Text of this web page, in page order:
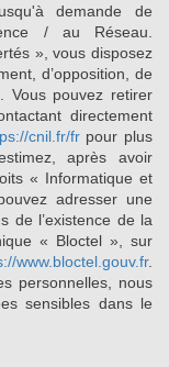
demande de
/ au Réseau.
», vous disposez
d’opposition, de
Vous pouvez retirer
directement
cnil.fr/frpour plus
après avoir
« Informatique et
adresser une
de l’existence de la
« Bloctel », sur
www.bloctel.gouv.fr.
personnelles, nous
sensibles dans le